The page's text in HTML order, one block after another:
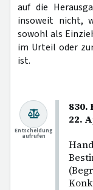
auf die
insoweit nicht,
sowohl als
im Urteil oder
ist.
830.
22.
Entscheidung
aufrufen